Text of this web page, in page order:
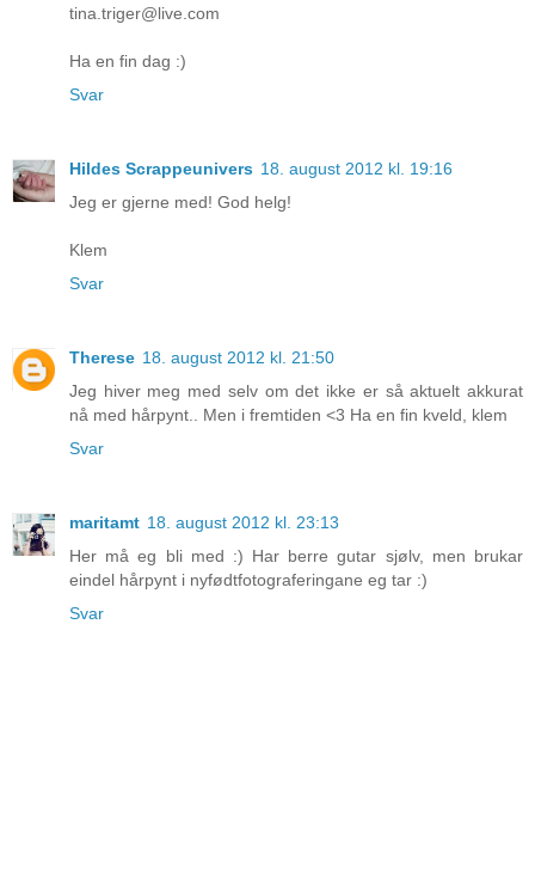
tina.triger@live.com
Ha en fin dag :)
Svar
Hildes Scrappeunivers 18. august 2012 kl. 19:16
Jeg er gjerne med! God helg!
Klem
Svar
Therese 18. august 2012 kl. 21:50
Jeg hiver meg med selv om det ikke er så aktuelt akkurat
nå med hårpynt.. Men i fremtiden <3 Ha en fin kveld, klem
Svar
maritamt 18. august 2012 kl. 23:13
Her må eg bli med :) Har berre gutar sjølv, men brukar
eindel hårpynt i nyfødtfotograferingane eg tar :)
Svar